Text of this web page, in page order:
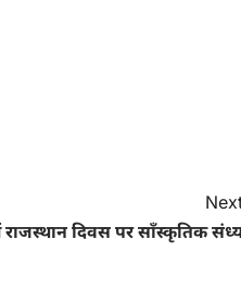
में राजस्थान दिवस पर साॅंस्कृतिक